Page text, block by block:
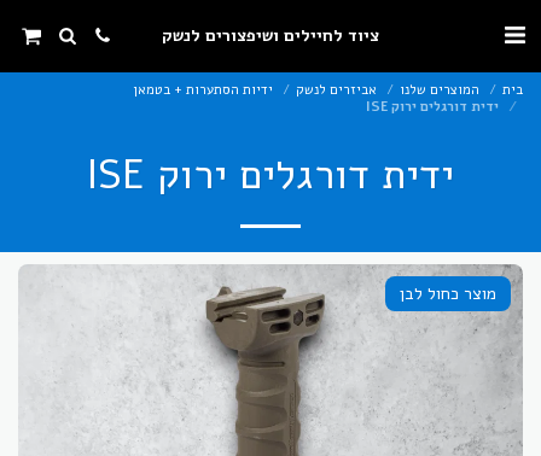
ציוד לחיילים ושיפצורים לנשק
בית המוצרים שלנו אביזרים לנשק
ידיות הסתערות + בטמאן
ידית דורגלים ירוק ISE
ידית דורגלים ירוק ISE
מוצר כחול לבן